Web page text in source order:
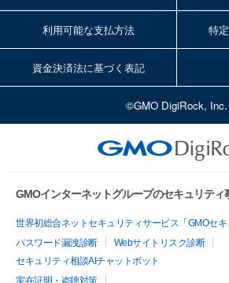
利用可能な支払方法 特
資金決済法に基づく表記
©GMO DigiRock, Inc.
GMOインターネットグループのセキュリティ
世界初総合ネットセキュリティサービス「GMOセキ
パスワード漏洩診断
Webサイトリスク診断
セキュリティ相談AIチャットボット
実在証明・盗聴対策